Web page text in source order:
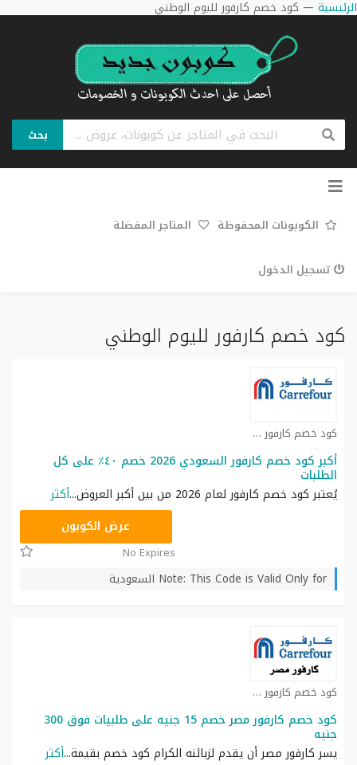
الرئيسية — كود خصم كارفور لليوم الوطني
بحث
تخطي
الكوبونات المحفوظة المتاجر المفضلة
تسجيل الدخول
كود خصم كارفور لليوم الوطني
كود خصم كارفور كوبون
أكبر كود خصم كارفور السعودي 2026 خصم ٤٠٪ على كل
الطلبات
يُعتبر كود خصم كارفور لعام 2026 من بين أكبر العروض
...أكثر
عرض الكوبون
No Expires
Note: This Code is Valid Only for السعودية
كود خصم كارفور كوبون
كود خصم كارفور مصر خصم 15 جنيه على طلبيات فوق 300
جنيه
يسر كارفور مصر أن يقدم لزبائنه الكرام كود خصم بقيمة...أكثر